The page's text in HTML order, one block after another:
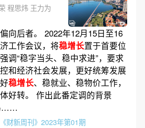
程思炜 王力为
向后者。 2022年12月15日至16
工作会议，将稳增长置于首要位
调“稳字当头、稳中求进”，要求
和经济社会发展，更好统筹发展
稳增长、稳就业、稳物价工作，
好转。 作出此番定调的背景
……
《财新周刊》2023年第01期